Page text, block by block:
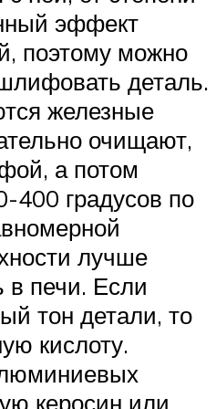
эффект
поэтому можно
деталь.
железные
очищают,
а потом
400 градусов по
лучше
в печи. Если
тон детали, то
кислоту.
керосин или